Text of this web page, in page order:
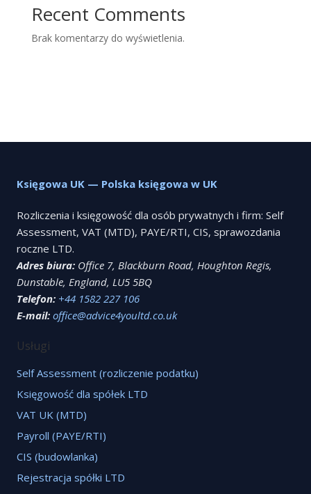
Recent Comments
Brak komentarzy do wyświetlenia.
Księgowa UK — Polska księgowa w UK
Rozliczenia i księgowość dla osób prywatnych i firm: Self
Assessment, VAT (MTD), PAYE/RTI, CIS, sprawozdania
roczne LTD.
Adres biura: Office 7, Blackburn Road, Houghton Regis,
Dunstable, England, LU5 5BQ
Telefon: +44 1582 227 106
E-mail: office@advice4youltd.co.uk
Usługi
Self Assessment (rozliczenie podatku)
Księgowość dla spółek LTD
VAT UK (MTD)
Payroll (PAYE/RTI)
CIS (budowlanka)
Rejestracja spółki LTD